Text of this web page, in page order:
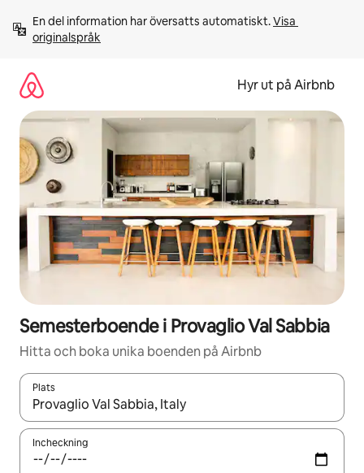
innehåll
En del information har översatts automatiskt. Visa
originalspråk
Hyr ut på Airbnb
Semesterboende i Provaglio Val Sabbia
Hitta och boka unika boenden på Airbnb
Plats
När resultaten är tillgängliga kan du navigera med upp- och
Incheckning